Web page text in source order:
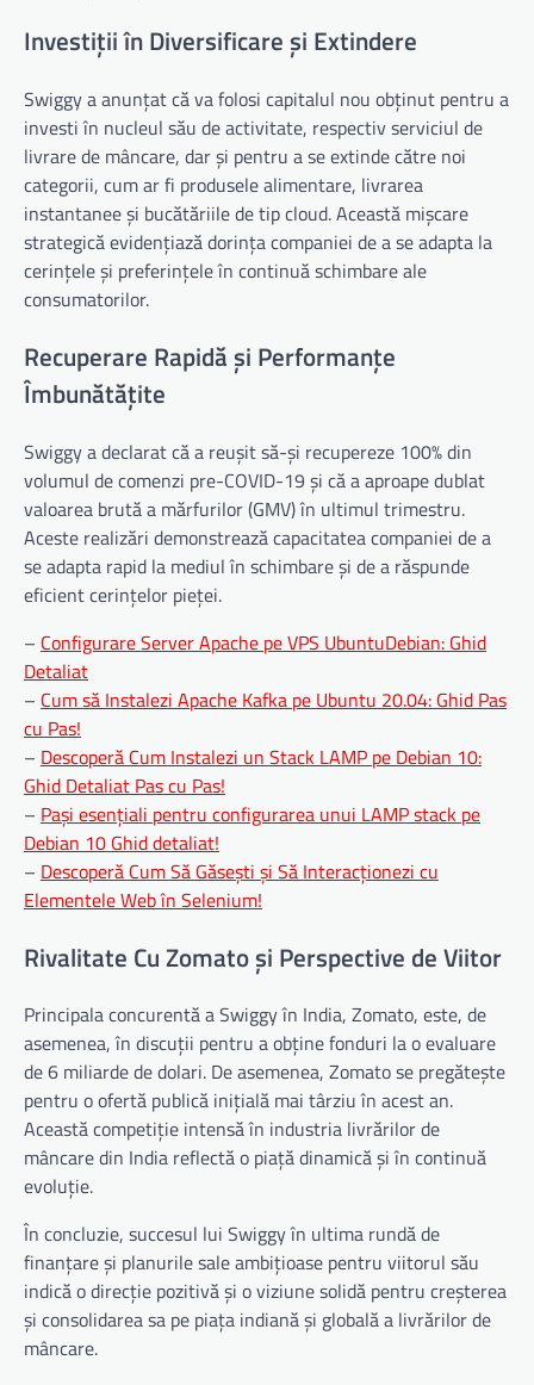
Investiții în Diversificare și Extindere
Swiggy a anunțat că va folosi capitalul nou obținut pentru a
investi în nucleul său de activitate, respectiv serviciul de
livrare de mâncare, dar și pentru a se extinde către noi
categorii, cum ar fi produsele alimentare, livrarea
instantanee și bucătăriile de tip cloud. Această mișcare
strategică evidențiază dorința companiei de a se adapta la
cerințele și preferințele în continuă schimbare ale
consumatorilor.
Recuperare Rapidă și Performanțe
Îmbunătățite
Swiggy a declarat că a reușit să-și recupereze 100% din
volumul de comenzi pre-COVID-19 și că a aproape dublat
valoarea brută a mărfurilor (GMV) în ultimul trimestru.
Aceste realizări demonstrează capacitatea companiei de a
se adapta rapid la mediul în schimbare și de a răspunde
eficient cerințelor pieței.
– Configurare Server Apache pe VPS UbuntuDebian: Ghid
Detaliat
– Cum să Instalezi Apache Kafka pe Ubuntu 20.04: Ghid Pas
cu Pas!
– Descoperă Cum Instalezi un Stack LAMP pe Debian 10:
Ghid Detaliat Pas cu Pas!
– Pași esențiali pentru configurarea unui LAMP stack pe
Debian 10 Ghid detaliat!
– Descoperă Cum Să Găsești și Să Interacționezi cu
Elementele Web în Selenium!
Rivalitate Cu Zomato și Perspective de Viitor
Principala concurentă a Swiggy în India, Zomato, este, de
asemenea, în discuții pentru a obține fonduri la o evaluare
de 6 miliarde de dolari. De asemenea, Zomato se pregătește
pentru o ofertă publică inițială mai târziu în acest an.
Această competiție intensă în industria livrărilor de
mâncare din India reflectă o piață dinamică și în continuă
evoluție.
În concluzie, succesul lui Swiggy în ultima rundă de
finanțare și planurile sale ambițioase pentru viitorul său
indică o direcție pozitivă și o viziune solidă pentru creșterea
și consolidarea sa pe piața indiană și globală a livrărilor de
mâncare.